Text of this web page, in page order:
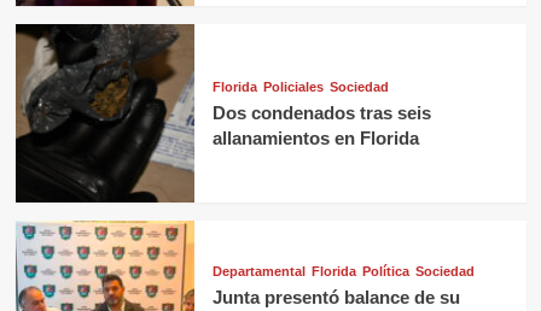
Florida Policiales Sociedad
Dos condenados tras seis
allanamientos en Florida
Departamental Florida Política Sociedad
Junta presentó balance de su